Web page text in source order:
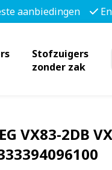
aanbiedingen
Stofzuigers
zonder zak
VX83-2DB